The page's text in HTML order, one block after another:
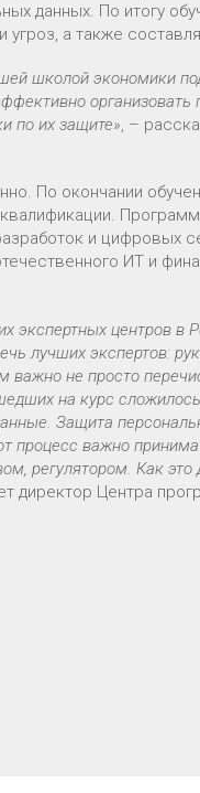
данных. По итогу
угроз, а также
школой экономики
по их защите», –
По окончании
и цифровых
ИТ и
экспертных центров в
лучших экспертов:
не просто
на курс
Защита
процесс важно
регулятором. Как
директор Центра